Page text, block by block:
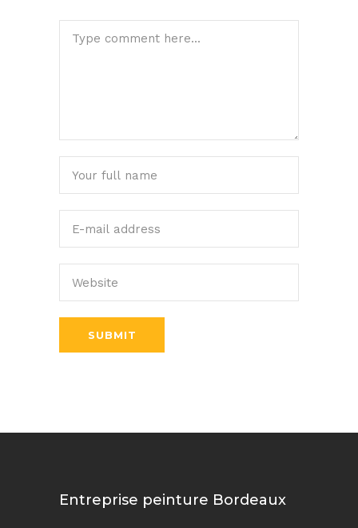
SUBMIT
Entreprise peinture Bordeaux